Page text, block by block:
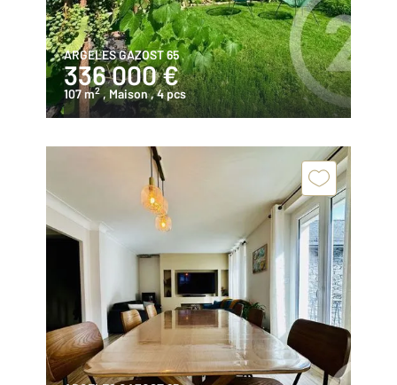
ARGELES GAZOST 65
336 000 €
107 m2 , Maison, 4 pcs